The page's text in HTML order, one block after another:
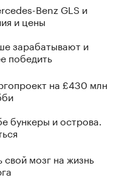
Benz GLS и
и цены
зарабатывают и
победить
на £430 млн
бункеры и острова.
свой мозг на жизнь